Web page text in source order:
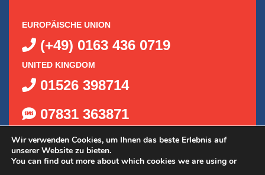
Ersatz-Vakuumpumpe für Delta Kits B-300
EUROPÄISCHE UNION
(+49) 0163 436 0719
UNITED KINGDOM
01526 398714
07831 363871
Wir verwenden Cookies, um Ihnen das beste Erlebnis auf
unserer Website zu bieten.
You can find out more about which cookies we are using or